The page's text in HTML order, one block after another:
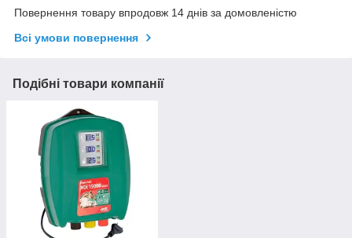
Повернення товару впродовж 14 днів за домовленістю
Всі умови повернення
Подібні товари компанії